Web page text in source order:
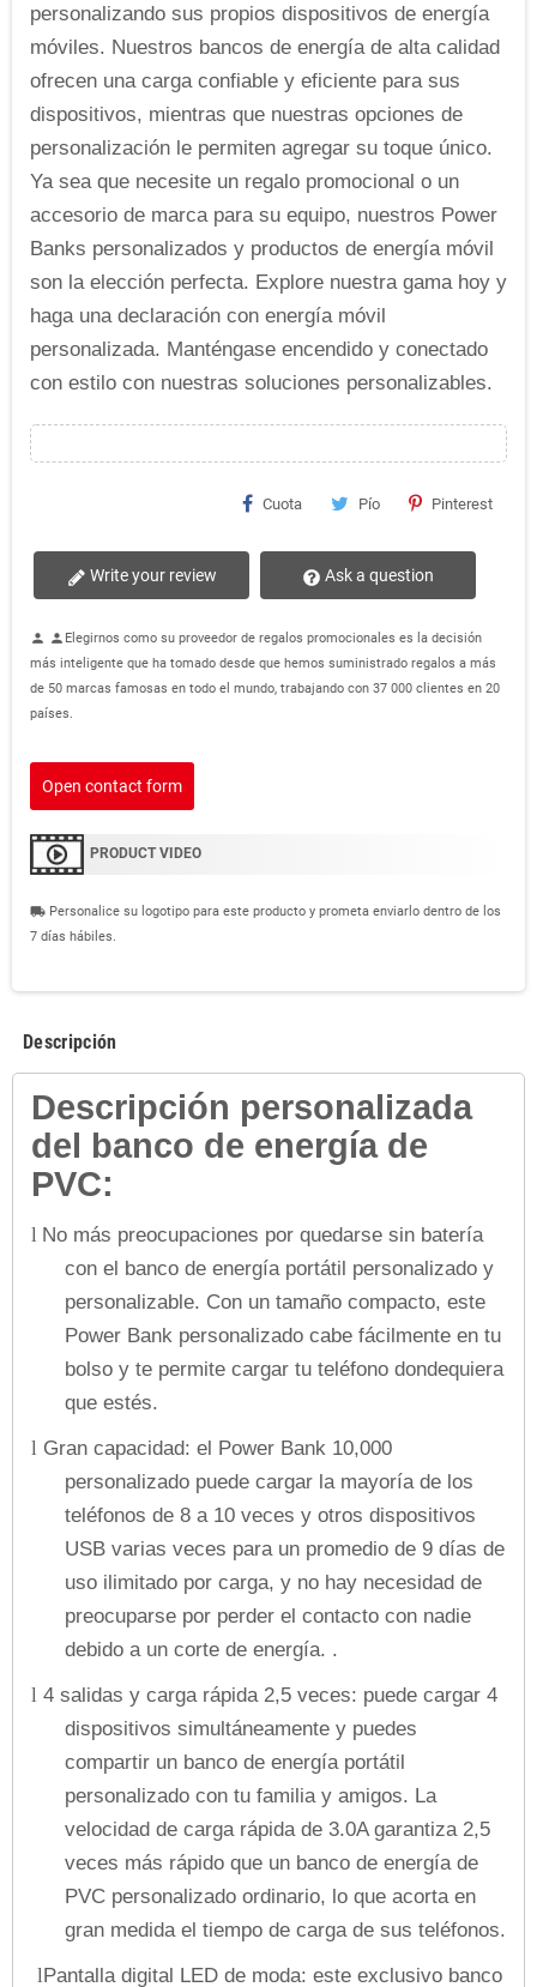
personalizando sus propios dispositivos de energía
móviles. Nuestros bancos de energía de alta calidad
ofrecen una carga confiable y eficiente para sus
dispositivos, mientras que nuestras opciones de
personalización le permiten agregar su toque único.
Ya sea que necesite un regalo promocional o un
accesorio de marca para su equipo, nuestros Power
Banks personalizados y productos de energía móvil
son la elección perfecta. Explore nuestra gama hoy y
haga una declaración con energía móvil
personalizada. Manténgase encendido y conectado
con estilo con nuestras soluciones personalizables.
Cuota Pío Pinterest
Write your review Ask a question
person personElegirnos como su proveedor de regalos promocionales es la decisión
más inteligente que ha tomado desde que hemos suministrado regalos a más
de 50 marcas famosas en todo el mundo, trabajando con 37 000 clientes en 20
países.
Open contact form
PRODUCT VIDEO
local_shipping Personalice su logotipo para este producto y prometa enviarlo dentro de los
7 días hábiles.
Descripción
Descripción personalizada
del banco de energía de
PVC:
l No más preocupaciones por quedarse sin batería
con el banco de energía portátil personalizado y
personalizable. Con un tamaño compacto, este
Power Bank personalizado cabe fácilmente en tu
bolso y te permite cargar tu teléfono dondequiera
que estés.
l Gran capacidad: el Power Bank 10,000
personalizado puede cargar la mayoría de los
teléfonos de 8 a 10 veces y otros dispositivos
USB varias veces para un promedio de 9 días de
uso ilimitado por carga, y no hay necesidad de
preocuparse por perder el contacto con nadie
debido a un corte de energía. .
l 4 salidas y carga rápida 2,5 veces: puede cargar 4
dispositivos simultáneamente y puedes
compartir un banco de energía portátil
personalizado con tu familia y amigos. La
velocidad de carga rápida de 3.0A garantiza 2,5
veces más rápido que un banco de energía de
PVC personalizado ordinario, lo que acorta en
gran medida el tiempo de carga de sus teléfonos.
lPantalla digital LED de moda: este exclusivo banco